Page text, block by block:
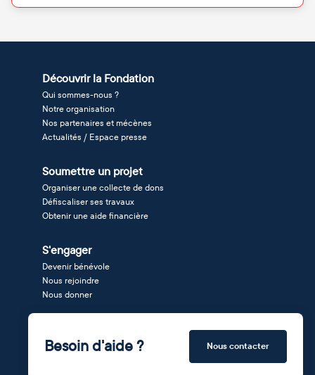
Découvrir la Fondation
Qui sommes-nous ?
Notre organisation
Nos partenaires et mécènes
Actualités / Espace presse
Soumettre un projet
Organiser une collecte de dons
Défiscaliser ses travaux
Obtenir une aide financière
S'engager
Devenir bénévole
Nous rejoindre
Nous donner
Besoin d'aide ? Nous contacter